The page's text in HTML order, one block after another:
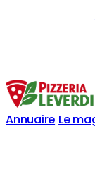
Annuaire Le